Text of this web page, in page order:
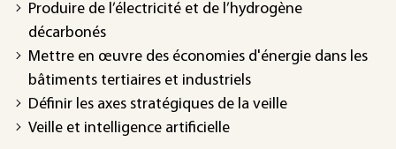
Produire de l’électricité et de l’hydrogène
décarbonés
Mettre en œuvre des économies d'énergie dans les
bâtiments tertiaires et industriels
Définir les axes stratégiques de la veille
Veille et intelligence artificielle